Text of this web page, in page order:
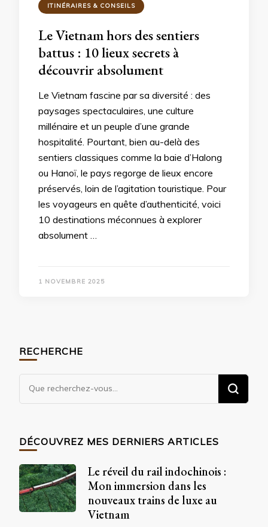
ITINÉRAIRES & CONSEILS
Le Vietnam hors des sentiers
battus : 10 lieux secrets à
découvrir absolument
Le Vietnam fascine par sa diversité : des
paysages spectaculaires, une culture
millénaire et un peuple d’une grande
hospitalité. Pourtant, bien au-delà des
sentiers classiques comme la baie d’Halong
ou Hanoï, le pays regorge de lieux encore
préservés, loin de l’agitation touristique. Pour
les voyageurs en quête d’authenticité, voici
10 destinations méconnues à explorer
absolument …
1 NOVEMBRE 2025
RECHERCHE
Vous
recherchiez
chose
?
DÉCOUVREZ MES DERNIERS ARTICLES
Le réveil du rail indochinois :
Mon immersion dans les
nouveaux trains de luxe au
Vietnam